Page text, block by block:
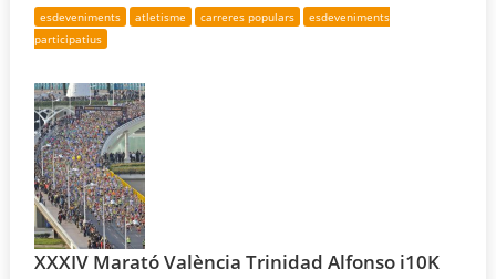
esdeveniments atletisme carreres populars
esdeveniments
participatius
XXXIV Marató València Trinidad Alfonso i10K